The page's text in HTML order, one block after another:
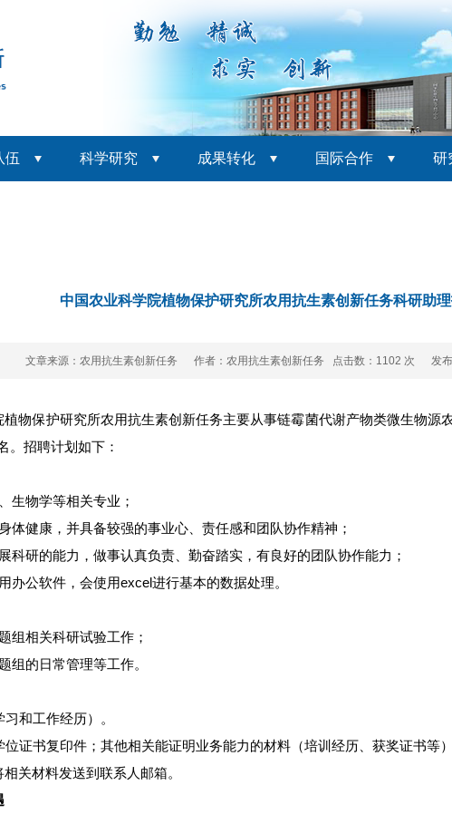
伍 科学研究 成果转化 国际合作 研
中国农业科学院植物保护研究所农用抗生素创新任务科研助
文章来源：农用抗生素创新任务 作者：农用抗生素创新任务 点击数： 1102 次 发布
植物保护研究所农用抗生素创新任务主要从事链霉菌代谢产物类微生物源
。招聘计划如下：
生物学等相关专业；
体健康，并具备较强的事业心、责任感和团队协作精神；
科研的能力，做事认真负责、勤奋踏实，有良好的团队协作能力；
办公软件，会使用excel进行基本的数据处理。
组相关科研试验工作；
组的日常管理等工作。
和工作经历）。
位证书复印件；其他相关能证明业务能力的材料（培训经历、获奖证书等）
关材料发送到联系人邮箱。